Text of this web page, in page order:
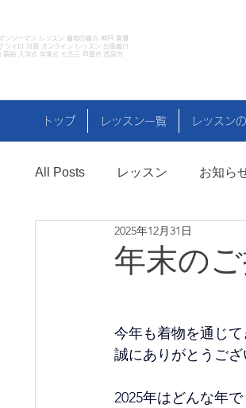
ンツーマン レッスン 着物の着方 神戸 東灘
ツイロ 対面 オンライン レッスン 出張着付
留袖 入学式 卒業式 七五三 芦屋市 西宮市
トップ レッスン一覧 レッスン
All Posts レッスン お知ら
イベント コーデのコツ
年末の
2025年12月31日
今年も着物を通じ
誠にありがとうご
2025年はどんな年